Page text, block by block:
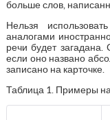
больше слов,
Нельзя
аналогами
речи будет загадана.
если оно названо
записано на карточке.
Таблица 1. Примеры